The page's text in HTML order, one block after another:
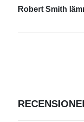
Robert Smith